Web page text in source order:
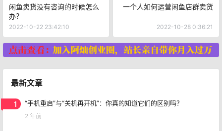
闲鱼卖货没有咨询的时候怎么
办？
2022-10-22 23:42:10
一个人如何运营闲鱼店群卖货
2022-10-28 0:36:21
最新文章
1 “手机重启”与“关机再开机”：你真的知道它们的区别吗？
2 年前